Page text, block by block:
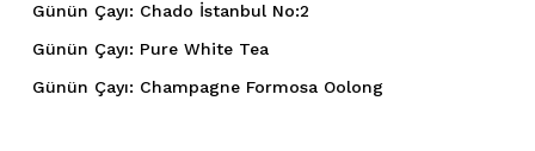
Günün Çayı: Chado İstanbul No:2
Günün Çayı: Pure White Tea
Günün Çayı: Champagne Formosa Oolong